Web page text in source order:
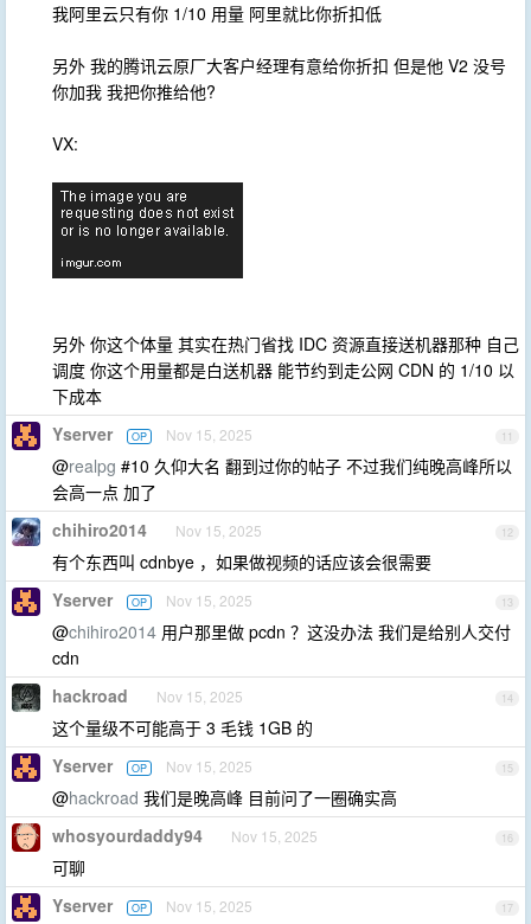
我阿里云只有你 1/10 用量 阿里就比你折扣低
另外 我的腾讯云原厂大客户经理有意给你折扣 但是他 V2 没号
你加我 我把你推给他?
VX:
另外 你这个体量 其实在热门省找 IDC 资源直接送机器那种 自己
调度 你这个用量都是白送机器 能节约到走公网 CDN 的 1/10 以
下成本
11
Yserver OP Nov 15, 2025
@realpg #10 久仰大名 翻到过你的帖子 不过我们纯晚高峰所以
会高一点 加了
12
chihiro2014 Nov 15, 2025
有个东西叫 cdnbye ，如果做视频的话应该会很需要
13
Yserver OP Nov 15, 2025
@chihiro2014 用户那里做 pcdn ？这没办法 我们是给别人交付
cdn
14
hackroad Nov 15, 2025
这个量级不可能高于 3 毛钱 1GB 的
15
Yserver OP Nov 15, 2025
@hackroad 我们是晚高峰 目前问了一圈确实高
16
whosyourdaddy94 Nov 15, 2025
可聊
17
Yserver OP Nov 15, 2025